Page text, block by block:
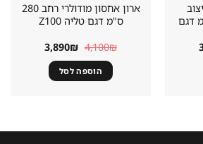
240 ס"מ דגם
המחיר
ארון אחסון מודולרי רחב 280
ס"מ דגם טליה Z100
4,100₪ המחיר
המקורי
היה:
4,100₪.
3,890₪ המחיר
הוספה לסל